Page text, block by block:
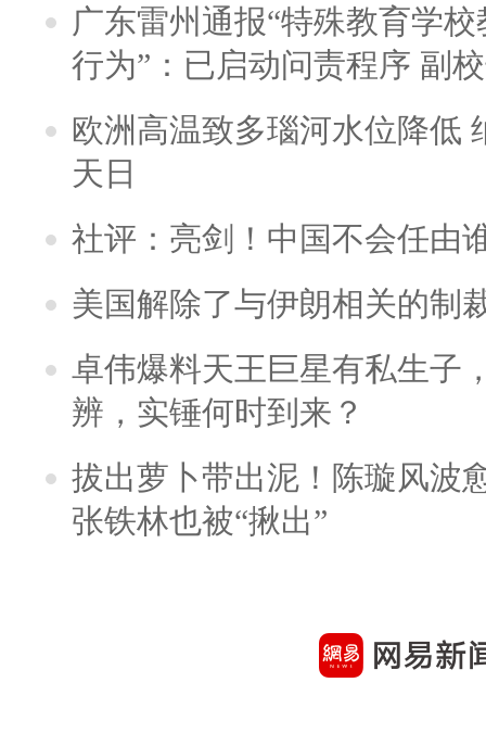
广东雷州通报“特殊教育学
行为”：已启动问责程序 副
欧洲高温致多瑙河水位降低
天日
社评：亮剑！中国不会任由
美国解除了与伊朗相关的制
卓伟爆料天王巨星有私生子
辨，实锤何时到来？
拔出萝卜带出泥！陈璇风波
张铁林也被“揪出”